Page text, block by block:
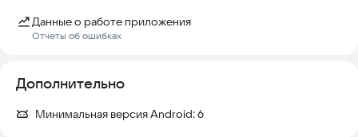
Данные о работе приложения
Отчеты об ошибках
Дополнительно
Минимальная версия Android:6